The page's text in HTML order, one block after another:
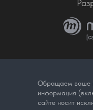
Обращаем ваше
информация
сайте носит